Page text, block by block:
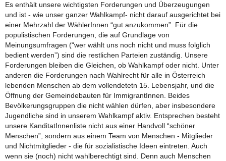
Es enthält unsere wichtigsten Forderungen und Überzeugungen
und ist - wie unser ganzer Wahlkampf- nicht darauf ausgerichtet bei
einer Mehrzahl der WählerInnen “gut anzukommen”. Für die
populistischen Forderungen, die auf Grundlage von
Meinungsumfragen (“wer wählt uns noch nicht und muss folglich
bedient werden”) sind die restlichen Parteien zuständig. Unsere
Forderungen bleiben die Gleichen, ob Wahlkampf oder nicht. Unter
anderen die Forderungen nach Wahlrecht für alle in Österreich
lebenden Menschen ab dem vollendetetn 15. Lebensjahr, und die
Öffnung der Gemeindebauten für ImmigrantInnen. Beides
Bevölkerungsgruppen die nicht wählen dürfen, aber insbesondere
Jugendliche sind in unserem Wahlkampf aktiv. Entsprechen besteht
unsere KanditatInnenliste nicht aus einer Handvoll “schöner
Menschen”, sondern aus einem Team von Menschen - Mitglieder
und Nichtmitglieder - die für sozialistische Ideen eintreten. Auch
wenn sie (noch) nicht wahlberechtigt sind. Denn auch Menschen